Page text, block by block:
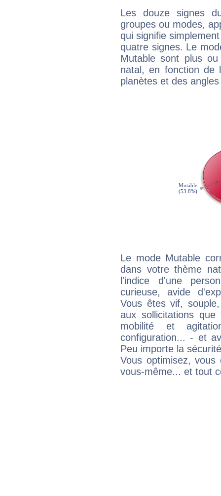
Les douze signes
groupes ou modes,
qui signifie
quatre signes. Le
Mutable sont plus
natal, en fonction de
planètes et des
Le mode Mutable
dans votre thème
l'indice d'une
curieuse, avide
Vous êtes vif,
aux sollicitations
mobilité et
configuration... - et
Peu importe la
Vous optimisez, vous
vous-même... et tout